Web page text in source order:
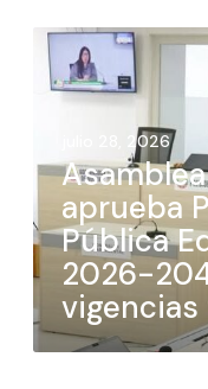
julio 28, 2026
aprueba
Pública
2026-